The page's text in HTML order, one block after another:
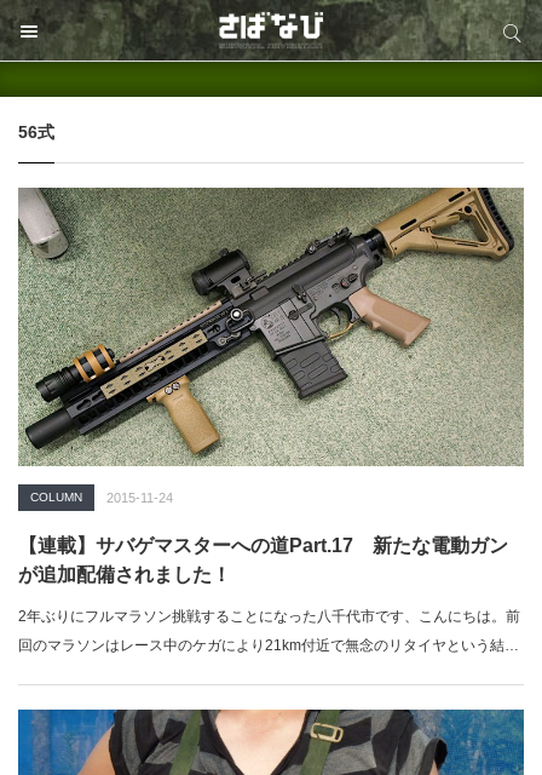
サイト内検索
56式
COLUMN 2015-11-24
【連載】サバゲマスターへの道Part.17 新たな電動ガン
が追加配備されました！
2年ぶりにフルマラソン挑戦することになった八千代市です、こんにちは。前
回のマラソンはレース中のケガにより21km付近で無念のリタイヤという結果
サイト内検索